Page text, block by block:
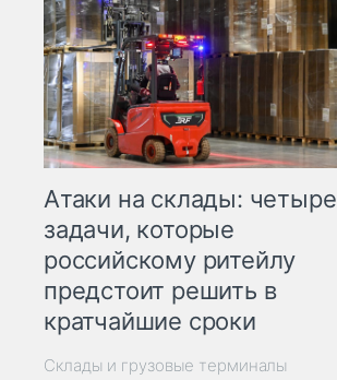
Атаки на склады: четыре
задачи, которые
российскому ритейлу
предстоит решить в
кратчайшие сроки
Склады и грузовые терминалы